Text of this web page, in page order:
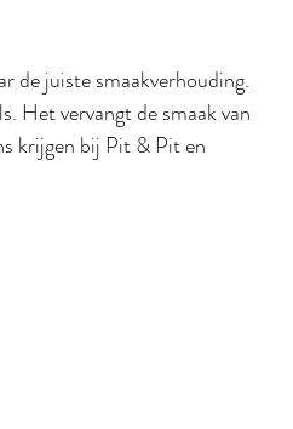
de juiste smaakverhouding.
Het vervangt de smaak van
krijgen bij Pit & Pit en